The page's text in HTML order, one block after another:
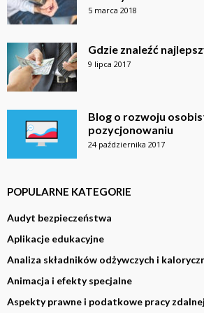
5 marca 2018
Gdzie znaleźć
9 lipca 2017
Blog o rozwoju
pozycjonowaniu
24 października 2017
POPULARNE KATEGORIE
Audyt bezpieczeństwa
Aplikacje edukacyjne
Analiza składników odżywczych i
Animacja i efekty specjalne
Aspekty prawne i podatkowe pracy